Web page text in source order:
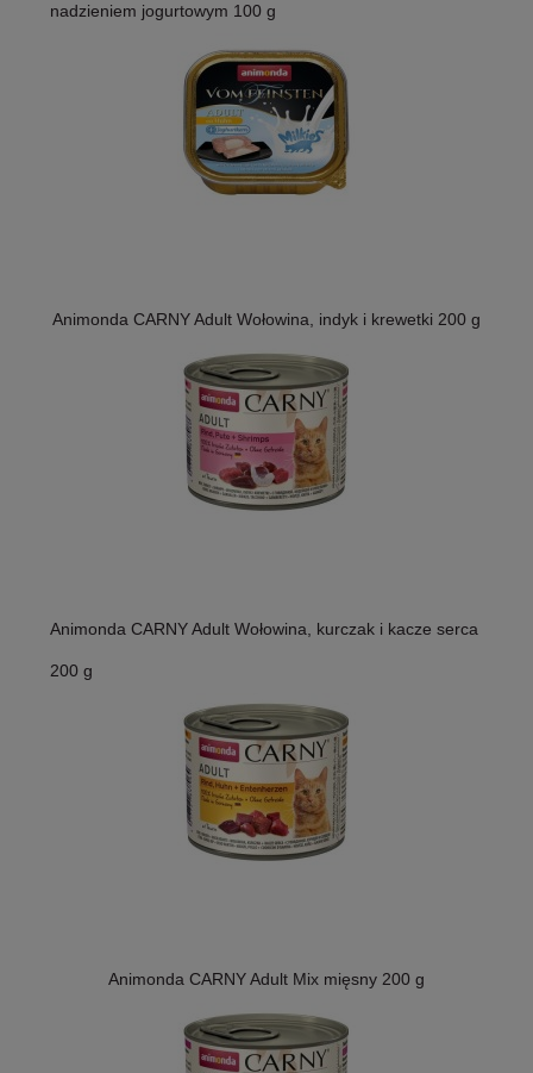
nadzieniem jogurtowym 100 g
Animonda CARNY Adult Wołowina, indyk i krewetki 200 g
Animonda CARNY Adult Wołowina, kurczak i kacze serca
200 g
Animonda CARNY Adult Mix mięsny 200 g